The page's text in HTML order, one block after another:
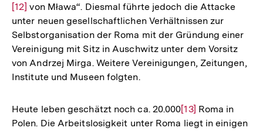
[12] von Mława“. Diesmal führte jedoch die Attacke
unter neuen gesellschaftlichen Verhältnissen zur
Selbstorganisation der Roma mit der Gründung einer
Vereinigung mit Sitz in Auschwitz unter dem Vorsitz
von Andrzej Mirga. Weitere Vereinigungen, Zeitungen,
Institute und Museen folgten.
Heute leben geschätzt noch ca. 20.000Zur
Auflösung
[13] Roma in
Polen. Die Arbeitslosigkeit unter Roma liegt in einigen